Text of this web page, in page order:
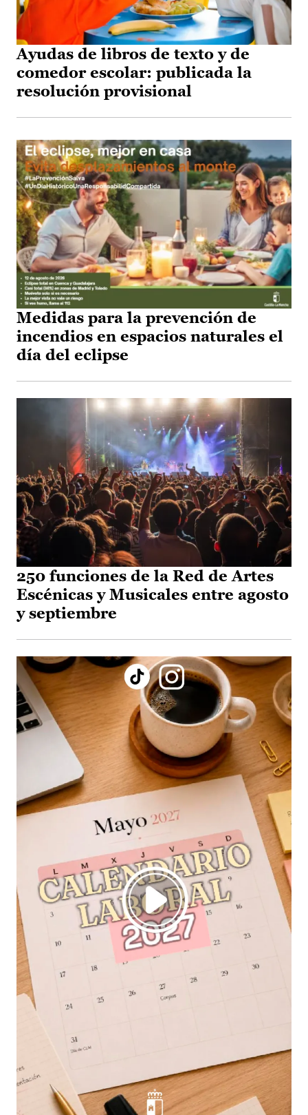
Ayudas de libros de texto y de
comedor escolar: publicada la
resolución provisional
Medidas para la prevención de
incendios en espacios naturales el
día del eclipse
250 funciones de la Red de Artes
Escénicas y Musicales entre agosto
y septiembre